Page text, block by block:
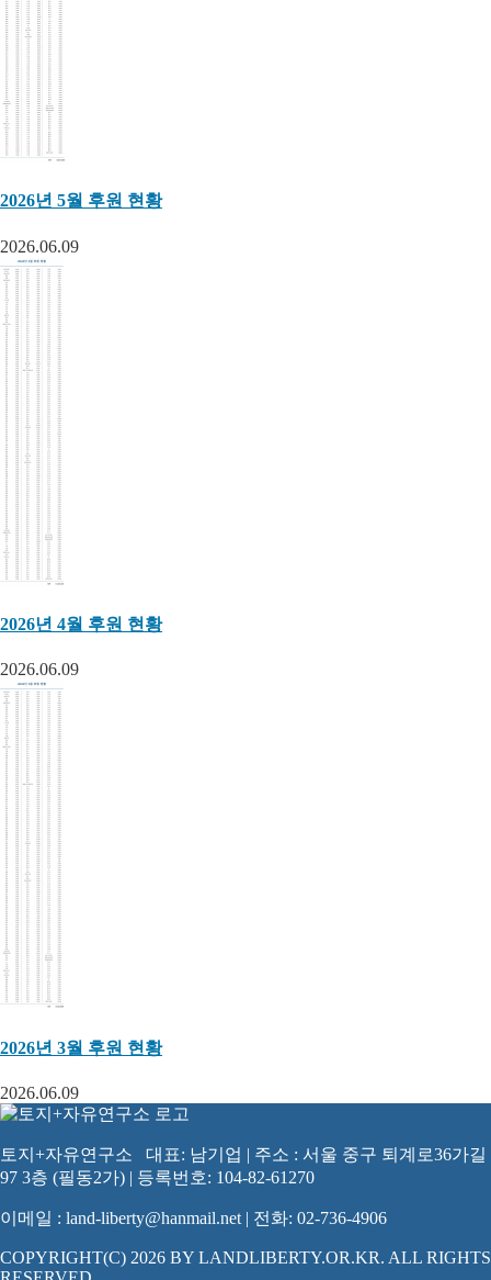
2026년 5월 후원 현황
2026.06.09
2026년 4월 후원 현황
2026.06.09
2026년 3월 후원 현황
2026.06.09
토지+자유연구소 대표: 남기업 | 주소 : 서울 중구 퇴계로36가길
97 3층 (필동2가) | 등록번호: 104-82-61270
이메일 : land-liberty@hanmail.net | 전화: 02-736-4906
COPYRIGHT(C) 2026 BY LANDLIBERTY.OR.KR. ALL RIGHTS